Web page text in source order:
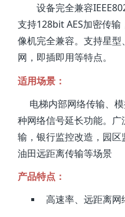
设备完全兼容
支持128bit AES加密传
像机完全兼容。支持星
网，即插即用等特点。
适用场景：
电梯内部网络传输、模
种网络信号延长功能。
输，银行监控改造，园区
油田远距离传输等场景
产品特点：
高速率、远距离网